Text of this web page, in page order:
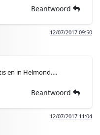
Beantwoord
12/07/2017 09:50
en in Helmond….
Beantwoord
12/07/2017 11:04